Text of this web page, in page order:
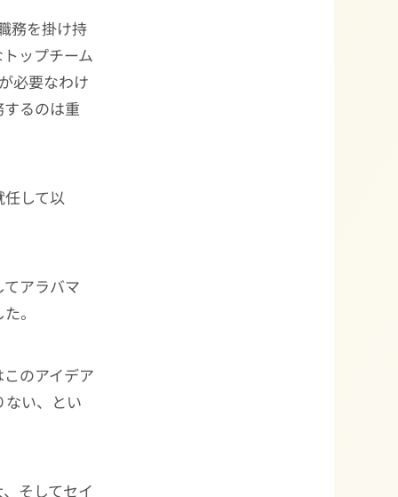
務を掛け持
ップチーム
必要なわけ
るのは重
して以
アラバマ
。
のアイデア
ない、とい
そしてセイ